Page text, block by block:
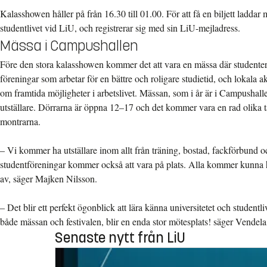
Kalasshowen håller på från 16.30 till 01.00. För att få en biljett laddar
studentlivet vid LiU, och registrerar sig med sin LiU-mejladress.
Mässa i Campushallen
Före den stora kalasshowen kommer det att vara en mässa där
föreningar som arbetar för en bättre och roligare studietid, och lokala
om framtida möjligheter i arbetslivet. Mässan, som i år är i
utställare. Dörrarna är öppna 12–17 och det kommer vara en rad
montrarna.
– Vi kommer ha utställare inom allt från träning, bostad, fackförbund
studentföreningar kommer också att vara på plats. Alla kommer kunna
av, säger Majken Nilsson.
– Det blir ett perfekt ögonblick att lära känna universitetet och
både mässan och festivalen, blir en enda stor mötesplats! säger
Senaste nytt från LiU